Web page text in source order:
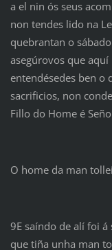
a el nin ós seus
non tendes lido na
quebrantan o
asegúrovos que
entendésedes ben o
sacrificios, non
Fillo do Home é
O home da man
9E saíndo de alí foi
que tiña unha man